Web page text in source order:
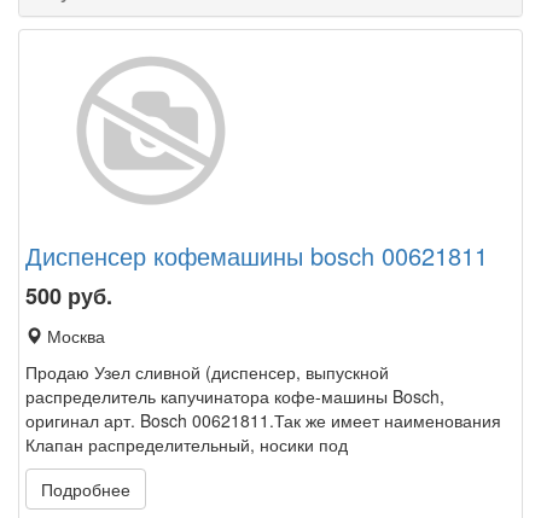
Диспенсер кофемашины bosch 00621811
500 руб.
Москва
Продаю Узел сливной (диспенсер, выпускной
распределитель капучинатора кофе-машины Bosch,
оригинал арт. Bosch 00621811.Так же имеет наименования
Клапан распределительный, носики под
Подробнее